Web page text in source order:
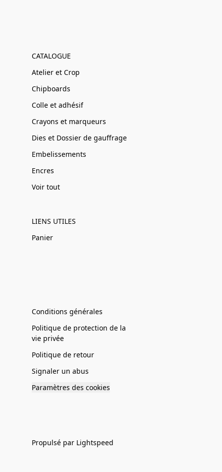
CATALOGUE
Atelier et Crop
Chipboards
Colle et adhésif
Crayons et marqueurs
Dies et Dossier de gauffrage
Embelissements
Encres
Voir tout
LIENS UTILES
Panier
Conditions générales
Politique de protection de la
vie privée
Politique de retour
Signaler un abus
Paramètres des cookies
Propulsé par Lightspeed